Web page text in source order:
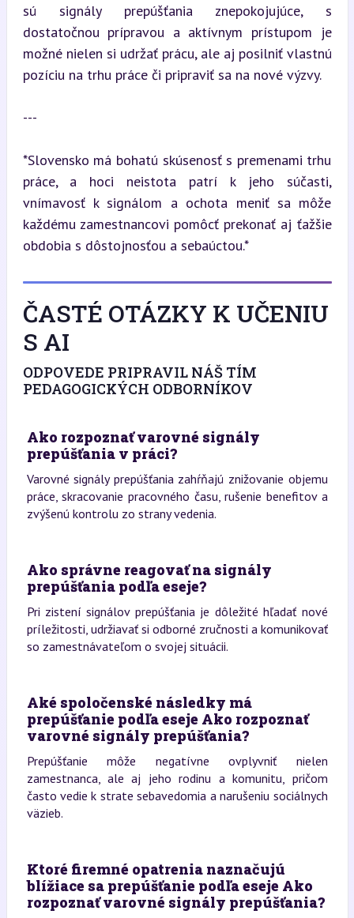
sú signály prepúšťania znepokojujúce, s
dostatočnou prípravou a aktívnym prístupom je
možné nielen si udržať prácu, ale aj posilniť vlastnú
pozíciu na trhu práce či pripraviť sa na nové výzvy.
---
*Slovensko má bohatú skúsenosť s premenami trhu
práce, a hoci neistota patrí k jeho súčasti,
vnímavosť k signálom a ochota meniť sa môže
každému zamestnancovi pomôcť prekonať aj ťažšie
obdobia s dôstojnosťou a sebaúctou.*
ČASTÉ OTÁZKY K UČENIU
S AI
ODPOVEDE PRIPRAVIL NÁŠ TÍM
PEDAGOGICKÝCH ODBORNÍKOV
Ako rozpoznať varovné signály
prepúšťania v práci?
Varovné signály prepúšťania zahŕňajú znižovanie objemu
práce, skracovanie pracovného času, rušenie benefitov a
zvýšenú kontrolu zo strany vedenia.
Ako správne reagovať na signály
prepúšťania podľa eseje?
Pri zistení signálov prepúšťania je dôležité hľadať nové
príležitosti, udržiavať si odborné zručnosti a komunikovať
so zamestnávateľom o svojej situácii.
Aké spoločenské následky má
prepúšťanie podľa eseje Ako rozpoznať
varovné signály prepúšťania?
Prepúšťanie môže negatívne ovplyvniť nielen
zamestnanca, ale aj jeho rodinu a komunitu, pričom
často vedie k strate sebavedomia a narušeniu sociálnych
väzieb.
Ktoré firemné opatrenia naznačujú
blížiace sa prepúšťanie podľa eseje Ako
rozpoznať varovné signály prepúšťania?